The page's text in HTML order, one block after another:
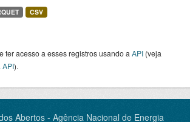
CSV
ter acesso a esses registros usando a API (veja
API).
Abertos - Agência Nacional de Energia